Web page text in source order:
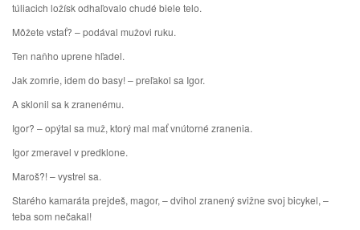
túliacich ložísk odhaľovalo chudé biele telo.
Môžete vstať? – podával mužovi ruku.
Ten naňho uprene hľadel.
Jak zomrie, idem do basy! – preľakol sa Igor.
A sklonil sa k zranenému.
Igor? – opýtal sa muž, ktorý mal mať vnútorné zranenia.
Igor zmeravel v predklone.
Maroš?! – vystrel sa.
Starého kamaráta prejdeš, magor, – dvihol zranený svižne svoj bicykel, –
teba som nečakal!